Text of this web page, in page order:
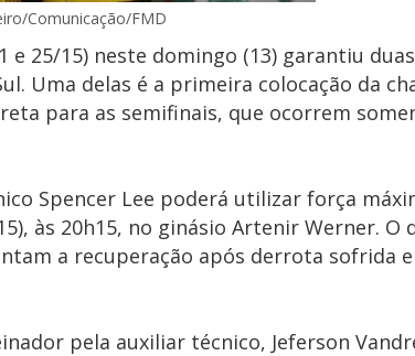
Comunicação/FMD
25/15) neste domingo (13) garantiu
Uma delas é a primeira colocação da
para as semifinais, que ocorrem
Spencer Lee poderá utilizar força
às 20h15, no ginásio Artenir Werner. O
a recuperação após derrota sofrida
pela auxiliar técnico, Jeferson